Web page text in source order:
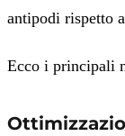
antipodi rispetto
Ecco i principali